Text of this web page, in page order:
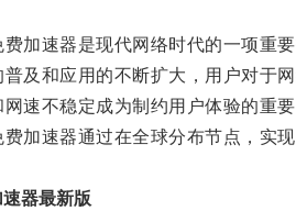
速器是现代网络时代的一项重要
和应用的不断扩大，用户对于网
不稳定成为制约用户体验的重要
速器通过在全球分布节点，实现
器最新版